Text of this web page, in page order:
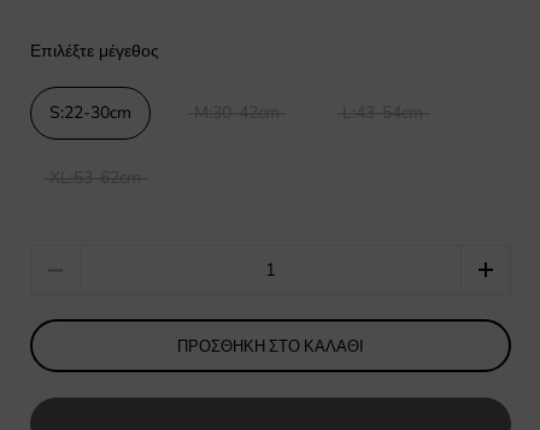
Επιλέξτε μέγεθος
S:22-30cm M:30-42cm L:43-54cm
XL:53-62cm
ΠΡΟΣΘΉΚΗ ΣΤΟ ΚΑΛΆΘΙ